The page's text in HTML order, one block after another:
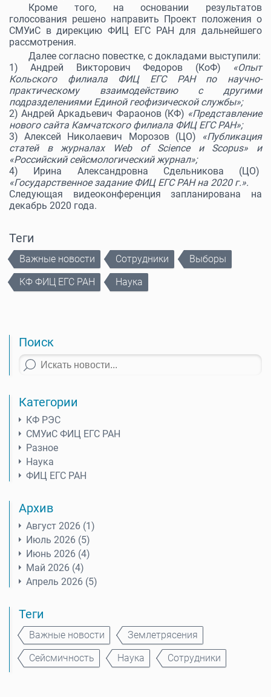
Кроме того, на основании результатов
голосования решено направить Проект положения о
СМУиС в дирекцию ФИЦ ЕГС РАН для дальнейшего
рассмотрения.
Далее согласно повестке, с докладами выступили:
1) Андрей Викторович Федоров (КоФ)
«Опыт
Кольского филиала ФИЦ ЕГС РАН по научно-
практическому взаимодействию с другими
подразделениями Единой геофизической службы»;
2) Андрей Аркадьевич Фараонов (КФ) «Представление
нового сайта Камчатского филиала ФИЦ ЕГС РАН»;
3) Алексей Николаевич Морозов (ЦО)
«Публикация
статей в журналах Web of Science и Scopus» и
«Российский сейсмологический журнал»;
4) Ирина Александровна Сдельникова (ЦО)
«Государственное задание ФИЦ ЕГС РАН на 2020 г.».
Следующая видеоконференция запланирована на
декабрь 2020 года.
Теги
Важные новости Сотрудники
Выборы
КФ ФИЦ ЕГС РАН
Наука
Поиск
Категории
КФ РЭС
СМУиС ФИЦ ЕГС РАН
Разное
Наука
ФИЦ ЕГС РАН
Архив
Август 2026 (1)
Июль 2026 (5)
Июнь 2026 (4)
Май 2026 (4)
Апрель 2026 (5)
Теги
Важные новости
Землетрясения
Сейсмичность
Наука Сотрудники